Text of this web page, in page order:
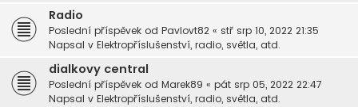
Radio
Poslední příspěvek od Pavlovt82 « stř srp 10, 2022 21:35
Napsal v Elektropříslušenství, radio, světla, atd.
dialkovy central
Poslední příspěvek od Marek89 « pát srp 05, 2022 22:47
Napsal v Elektropříslušenství, radio, světla, atd.